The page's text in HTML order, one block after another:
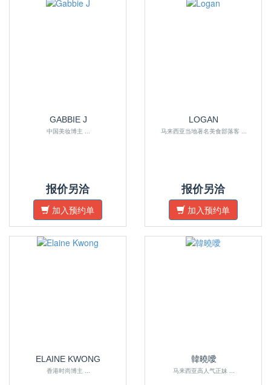
GABBIE J
中国美妆博主 ...
报价另洽
加入预约单
LOGAN
马来西亚当地著名美食部落客 ...
报价另洽
加入预约单
ELAINE KWONG
香港时尚博主 ...
韓曉噯
马来西亚高人气正妹 ...